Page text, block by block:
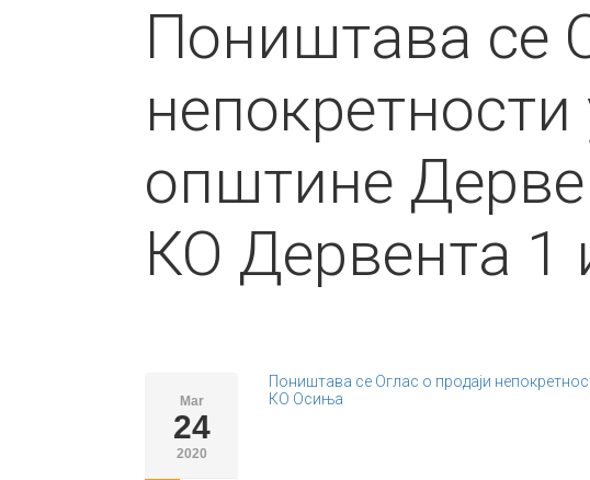
Поништава се
непокретности
општине
КО Дервента
Mar
24
2020
Поништава се Оглас о продаји
КО Осиња